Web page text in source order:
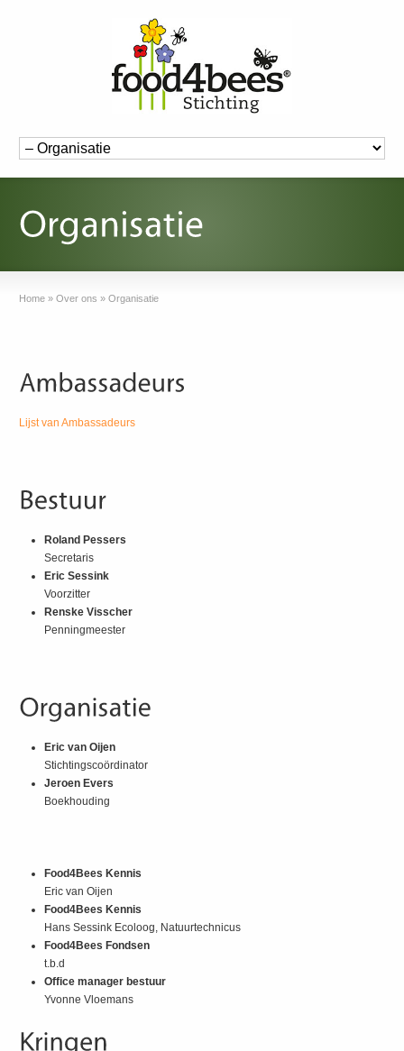
Home » Over ons » Organisatie
Lijst van Ambassadeurs
Roland Pessers
Secretaris
Eric Sessink
Voorzitter
Renske Visscher
Penningmeester
Eric van Oijen
Stichtingscoördinator
Jeroen Evers
Boekhouding
Food4Bees Kennis
Eric van Oijen
Food4Bees Kennis
Hans Sessink Ecoloog, Natuurtechnicus
Food4Bees Fondsen
t.b.d
Office manager bestuur
Yvonne Vloemans